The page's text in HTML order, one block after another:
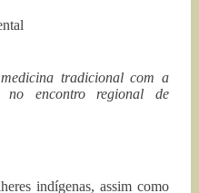
tradicional com a
no encontro regional de
indígenas, assim como